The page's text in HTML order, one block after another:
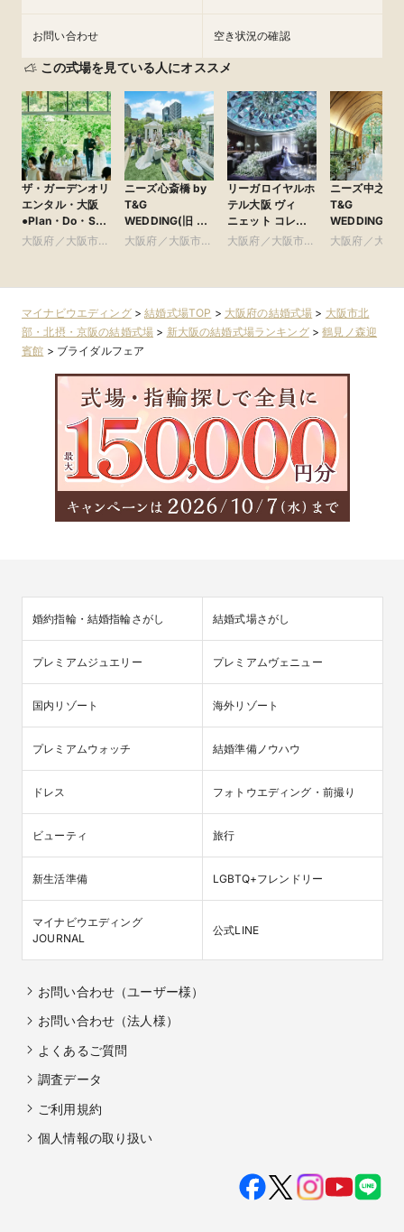
お問い合わせ 空き状況の確認
この式場を見ている人にオススメ
ザ・ガーデンオリ
エンタル・大阪
●Plan・Do・See
グループ
大阪府／大阪市北
ニーズ心斎橋 by
T&G
WEDDING(旧 ア
ルモニーアンブ
大阪府／大阪市南
リーガロイヤルホ
テル大阪 ヴィ
ニェット コレク
ション
大阪府／大阪市北
ニーズ中之島
T&G
WEDDING(旧
アーセンティ
大阪府／大阪
マイナビウエディング>結婚式場TOP > 大阪府の結婚式場 > 大阪市北
部・北摂・京阪の結婚式場 > 新大阪の結婚式場ランキング>鶴見ノ森迎
賓館 > ブライダルフェア
婚約指輪・結婚指輪さがし 結婚式場さがし
プレミアムジュエリー プレミアムヴェニュー
国内リゾート 海外リゾート
プレミアムウォッチ 結婚準備ノウハウ
ドレス フォトウエディング・前撮り
ビューティ 旅行
新生活準備 LGBTQ+フレンドリー
マイナビウエディング
JOURNAL
公式LINE
お問い合わせ（ユーザー様）
お問い合わせ（法人様）
よくあるご質問
調査データ
ご利用規約
個人情報の取り扱い